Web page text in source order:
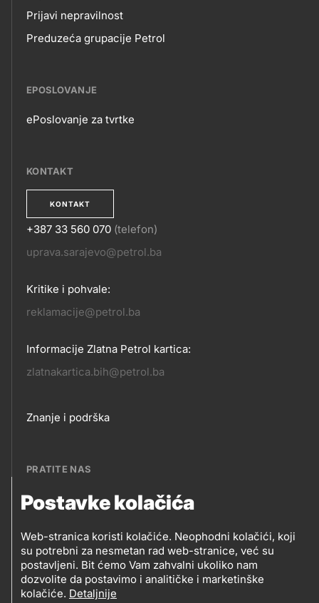
Postavke kolačića
Web-stranica koristi kolačiće. Neophodni kolačići, koji
su potrebni za nesmetan rad web-stranice, već su
postavljeni. Bit ćemo Vam zahvalni ukoliko nam
dozvolite da postavimo i analitičke i marketinške
kolačiće. Detaljnije
Prijavi nepravilnost
Preduzeća grupacije Petrol
EPOSLOVANJE
ePoslovanje za tvrtke
KONTAKT
KONTAKT
KONTAKT
+387 33 560 070 (telefon)
uprava.sarajevo@petrol.ba
Kritike i pohvale:
reklamacije@petrol.ba
Informacije Zlatna Petrol kartica:
zlatnakartica.bih@petrol.ba
Footer
Znanje i podrška
PRATITE NAS
PRATITE
NAS
Petrol BH Oil Company, d.o.o.
Džemala Bijedića 202, 71210 Ilidža, Sarajevo